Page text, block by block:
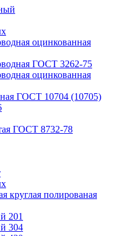
оцинкованная
ГОСТ 3262-75
оцинкованная
ГОСТ 10704 (10705)
ГОСТ 8732-78
круглая полированая
201
304